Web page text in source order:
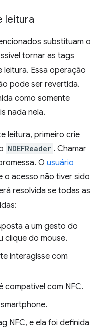
leitura
substituam o
tornar as tags
leitura. Essa operação
pode ser revertida.
como somente
nada nela.
leitura, primeiro crie
NDEFReader . Chamar
O usuário
o acesso não tiver sido
resolvida se todas as
a um gesto do
clique do mouse.
interagisse com
compatível com NFC.
NFC, e ela foi definida